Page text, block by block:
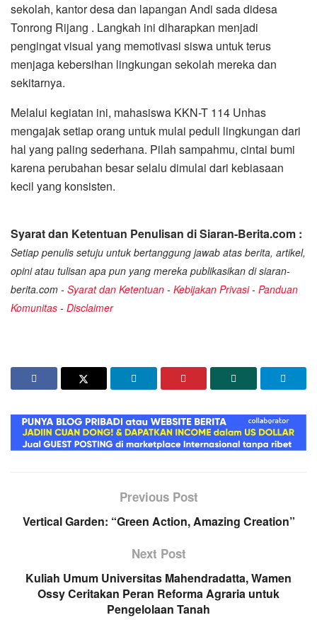
sekolah, kantor desa dan lapangan Andi sada didesa
Tonrong Rijang . Langkah ini diharapkan menjadi
pengingat visual yang memotivasi siswa untuk terus
menjaga kebersihan lingkungan sekolah mereka dan
sekitarnya.
Melalui kegiatan ini, mahasiswa KKN-T 114 Unhas
mengajak setiap orang untuk mulai peduli lingkungan dari
hal yang paling sederhana. Pilah sampahmu, cintai bumi
karena perubahan besar selalu dimulai dari kebiasaan
kecil yang konsisten.
Syarat dan Ketentuan Penulisan di Siaran-Berita.com :
Setiap penulis setuju untuk bertanggung jawab atas berita, artikel,
opini atau tulisan apa pun yang mereka publikasikan di siaran-
berita.com - Syarat dan Ketentuan - Kebijakan Privasi- Panduan
Komunitas - Disclaimer
Previous Post
Vertical Garden: “Green Action, Amazing Creation”
Next Post
Kuliah Umum Universitas Mahendradatta, Wamen
Ossy Ceritakan Peran Reforma Agraria untuk
Pengelolaan Tanah